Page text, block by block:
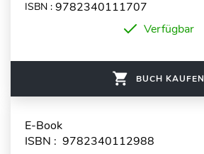
ISBN : 9782340111707
Verfügbar
BUCH KAUFEN
E-Book
ISBN : 9782340112988